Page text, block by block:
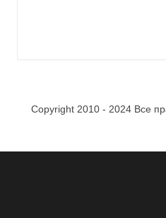
Copyright 2010 - 2024 Все